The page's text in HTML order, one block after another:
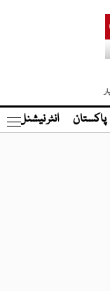
پاکستان انٹر نیشنل